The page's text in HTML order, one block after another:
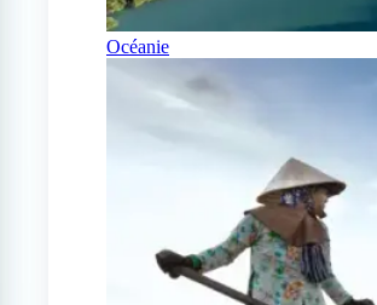
Océanie